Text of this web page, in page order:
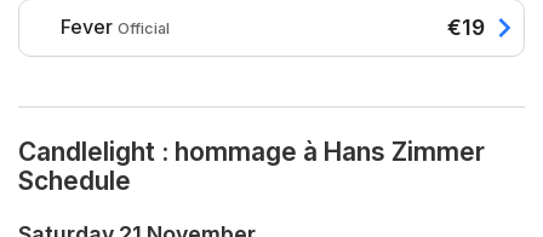
♿ Accessibilité : accès PMR disponible pour cet
événement
🪑 Les places sont assignées par ordre d’arrivée, selon
la catégorie réservée
🕯️ Si tu souhaites réserver un concert privé ou acheter
des billets standards pour un grand groupe (+30
personnes), clique ici
Fever Official €19
Candlelight : hommage à Hans Zimmer
Schedule